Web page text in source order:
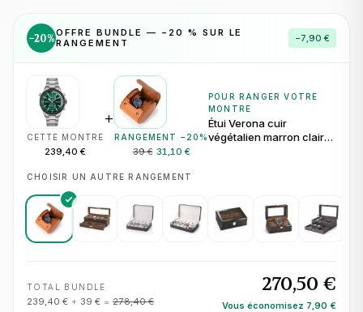
−20%OFFRE BUNDLE — − 20 % SUR LE
RANGEMENT
−7,90 €
CETTE MONTRE
239,40 €
+
RANGEMENT − 20 %
39 € 31,10 €
POUR RANGER VOTRE
MONTRE
Étui Verona cuir
végétalien marron clair
CHOISIR UN AUTRE RANGEMENT
TOTAL BUNDLE
239,40 € + 39 € = 278,40 €
270,50 €
Vous économisez 7,90 €